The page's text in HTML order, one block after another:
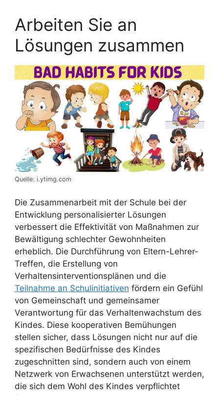
Arbeiten Sie an
Lösungen zusammen
Quelle: i.ytimg.com
Die Zusammenarbeit mit der Schule bei der
Entwicklung personalisierter Lösungen
verbessert die Effektivität von Maßnahmen zur
Bewältigung schlechter Gewohnheiten
erheblich. Die Durchführung von Eltern-Lehrer-
Treffen, die Erstellung von
Verhaltensinterventionsplänen und die
Teilnahme an Schulinitiativen fördern ein Gefühl
von Gemeinschaft und gemeinsamer
Verantwortung für das Verhaltenwachstum des
Kindes. Diese kooperativen Bemühungen
stellen sicher, dass Lösungen nicht nur auf die
spezifischen Bedürfnisse des Kindes
zugeschnitten sind, sondern auch von einem
Netzwerk von Erwachsenen unterstützt werden,
die sich dem Wohl des Kindes verpflichtet